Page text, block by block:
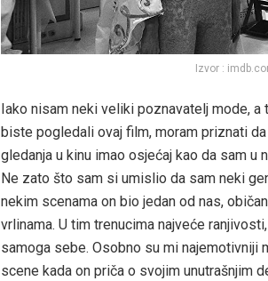
Izvor :
Iako nisam neki veliki poznavatelj mode,
biste pogledali ovaj film, moram priznati
gledanja u kinu imao osjećaj kao da sam u
Ne zato što sam si umislio da sam neki
nekim scenama on bio jedan od nas,
vrlinama. U tim trenucima najveće
samoga sebe. Osobno su mi najemotivniji
scene kada on priča o svojim unutrašnjim